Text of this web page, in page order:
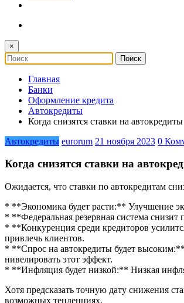
×
Главная
Банки
Оформление кредита
Автокредиты
Когда снизятся ставки на автокредиты
Автокредиты eurorum 21 ноября 2023 0
Когда снизятся ставки на
Ожидается, что ставки по автокредитам
* **Экономика будет расти:** Улучшение
* **Федеральная резервная система
* **Конкуренция среди кредиторов
привлечь клиентов.
* **Спрос на автокредиты будет
нивелировать этот эффект.
* **Инфляция будет низкой:** Низкая
Хотя предсказать точную дату снижения
возможных тенденциях.